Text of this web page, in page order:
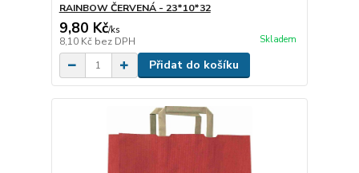
RAINBOW ČERVENÁ - 23*10*32
9,80 Kč/ks
8,10 Kč bez DPH Skladem
Přidat do košíku